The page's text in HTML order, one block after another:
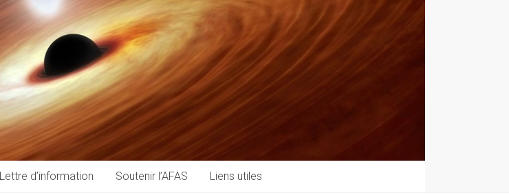
Lettre d’information Soutenir l’AFAS Liens utiles